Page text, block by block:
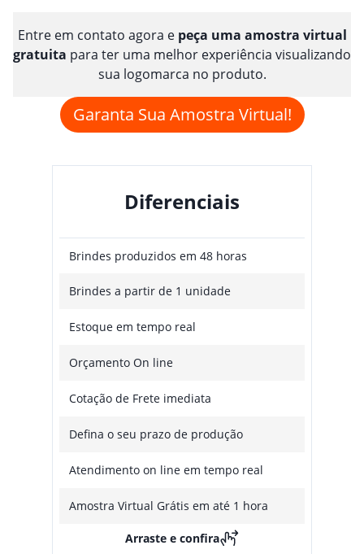
Entre em contato agora e peça uma amostra virtual
gratuita para ter uma melhor experiência visualizando
sua logomarca no produto.
Garanta Sua Amostra Virtual!
Diferenciais
Brindes produzidos em 48 horas
Brindes a partir de 1 unidade
Estoque em tempo real
Orçamento On line
Cotação de Frete imediata
Defina o seu prazo de produção
Atendimento on line em tempo real
Amostra Virtual Grátis em até 1 hora
Arraste e confira